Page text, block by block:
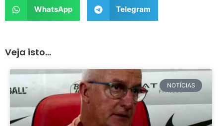
WhatsApp Telegram
Veja isto...
NOTÍCIAS